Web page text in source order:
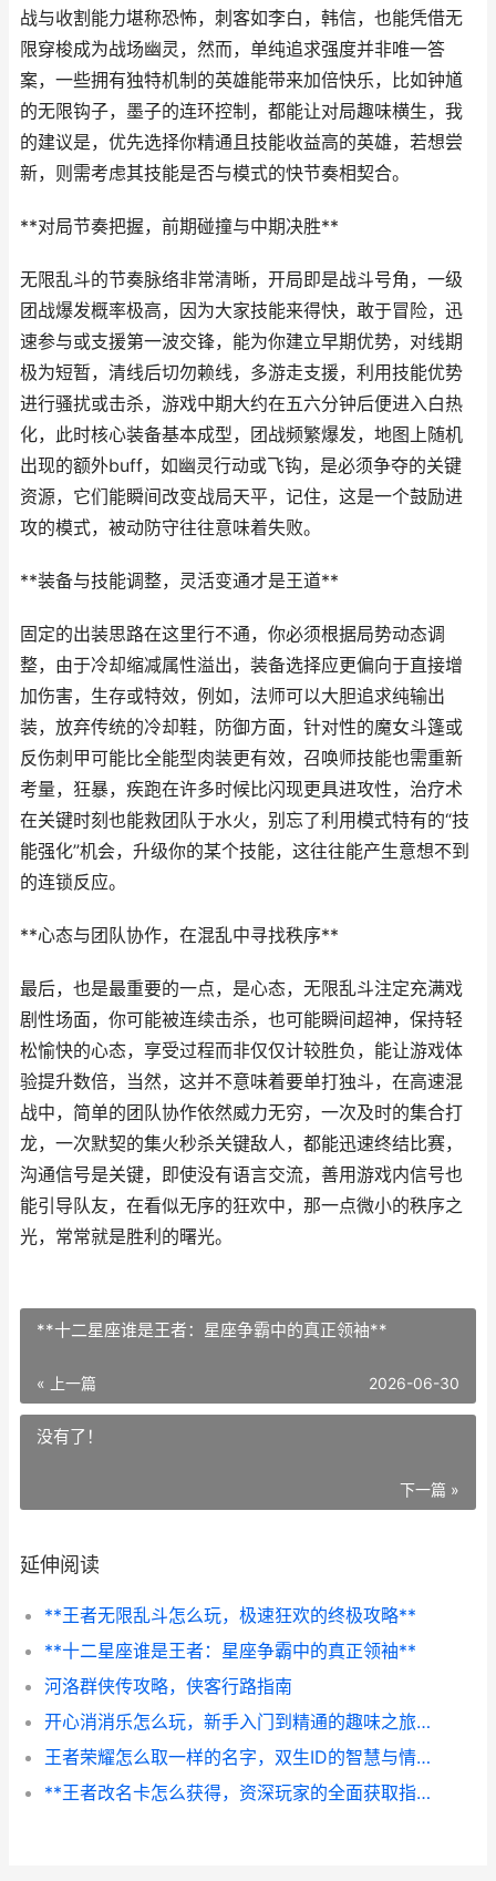
战与收割能力堪称恐怖，刺客如李白，韩信，也能凭借无
限穿梭成为战场幽灵，然而，单纯追求强度并非唯一答
案，一些拥有独特机制的英雄能带来加倍快乐，比如钟馗
的无限钩子，墨子的连环控制，都能让对局趣味横生，我
的建议是，优先选择你精通且技能收益高的英雄，若想尝
新，则需考虑其技能是否与模式的快节奏相契合。
**对局节奏把握，前期碰撞与中期决胜**
无限乱斗的节奏脉络非常清晰，开局即是战斗号角，一级
团战爆发概率极高，因为大家技能来得快，敢于冒险，迅
速参与或支援第一波交锋，能为你建立早期优势，对线期
极为短暂，清线后切勿赖线，多游走支援，利用技能优势
进行骚扰或击杀，游戏中期大约在五六分钟后便进入白热
化，此时核心装备基本成型，团战频繁爆发，地图上随机
出现的额外buff，如幽灵行动或飞钩，是必须争夺的关键
资源，它们能瞬间改变战局天平，记住，这是一个鼓励进
攻的模式，被动防守往往意味着失败。
**装备与技能调整，灵活变通才是王道**
固定的出装思路在这里行不通，你必须根据局势动态调
整，由于冷却缩减属性溢出，装备选择应更偏向于直接增
加伤害，生存或特效，例如，法师可以大胆追求纯输出
装，放弃传统的冷却鞋，防御方面，针对性的魔女斗篷或
反伤刺甲可能比全能型肉装更有效，召唤师技能也需重新
考量，狂暴，疾跑在许多时候比闪现更具进攻性，治疗术
在关键时刻也能救团队于水火，别忘了利用模式特有的“技
能强化”机会，升级你的某个技能，这往往能产生意想不到
的连锁反应。
**心态与团队协作，在混乱中寻找秩序**
最后，也是最重要的一点，是心态，无限乱斗注定充满戏
剧性场面，你可能被连续击杀，也可能瞬间超神，保持轻
松愉快的心态，享受过程而非仅仅计较胜负，能让游戏体
验提升数倍，当然，这并不意味着要单打独斗，在高速混
战中，简单的团队协作依然威力无穷，一次及时的集合打
龙，一次默契的集火秒杀关键敌人，都能迅速终结比赛，
沟通信号是关键，即使没有语言交流，善用游戏内信号也
能引导队友，在看似无序的狂欢中，那一点微小的秩序之
光，常常就是胜利的曙光。
**十二星座谁是王者：星座争霸中的真正领袖**
« 上一篇 2026-06-30
没有了！
下一篇 »
延伸阅读
**王者无限乱斗怎么玩，极速狂欢的终极攻略**
**十二星座谁是王者：星座争霸中的真正领袖**
河洛群侠传攻略，侠客行路指南
开心消消乐怎么玩，新手入门到精通的趣味之旅，副标题，三消规则与连击技巧全解析
王者荣耀怎么取一样的名字，双生ID的智慧与情感
**王者改名卡怎么获得，资深玩家的全面获取指南与深度思考**